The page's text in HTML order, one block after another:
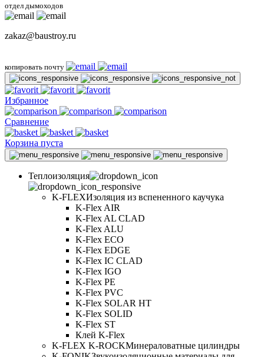
отдел дымоходов
zakaz@baustroy.ru
копировать почту
Избранное
Сравнение
Корзина пуста
Теплоизоляция
K-FLEXИзоляция из вспененного каучука
K-Flex AIR
K-Flex AL CLAD
K-Flex ALU
K-Flex ECO
K-Flex EDGE
K-Flex IC CLAD
K-Flex IGO
K-Flex PE
K-Flex PVC
K-Flex SOLAR HT
K-Flex SOLID
K-Flex ST
Клей K-Flex
K-FLEX K-ROCKМинераловатные цилиндры